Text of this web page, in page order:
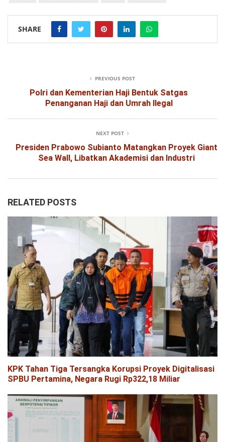
SHARE
PREVIOUS POST
Polri dan Kementerian Haji Bentuk Satgas
Penanganan Haji dan Umrah Ilegal
NEXT POST
Presiden Prabowo Subianto Matangkan Proyek Giant
Sea Wall, Libatkan Akademisi dan Industri
RELATED POSTS
KPK Tahan Tiga Tersangka Korupsi Proyek Digitalisasi
SPBU Pertamina, Negara Rugi Rp322,18 Miliar